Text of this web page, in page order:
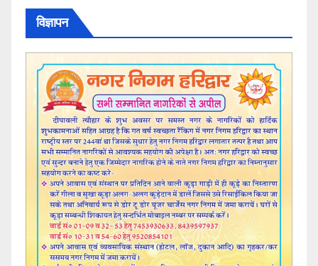
विज्ञापन